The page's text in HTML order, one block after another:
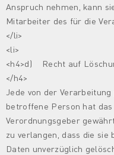
Anspruch nehmen, kann
Mitarbeiter des für die
</li>
<li>
<h4>d) Recht auf
</h4>
Jede von der
betroffene Person hat
Verordnungsgeber
zu verlangen, dass die
Daten unverzüglich